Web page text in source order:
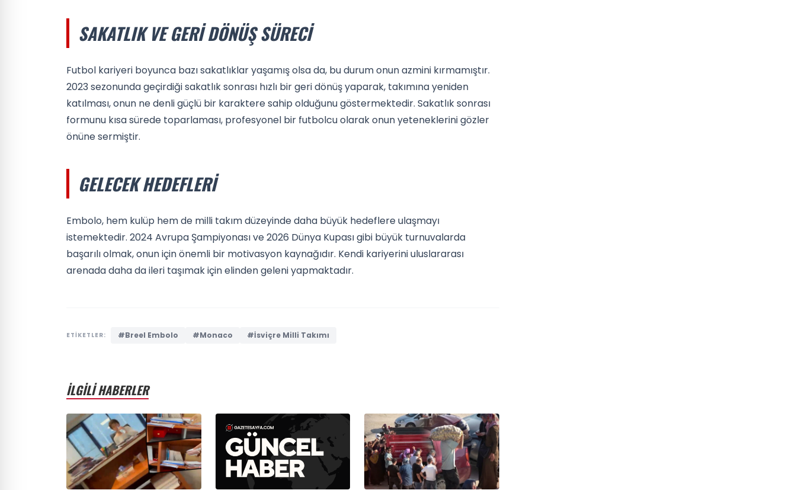
SAKATLIK VE GERI DÖNÜŞ SÜRECI
Futbol kariyeri boyunca bazı sakatlıklar yaşamış olsa da, bu durum onun azmini kırmamıştır.
2023 sezonunda geçirdiği sakatlık sonrası hızlı bir geri dönüş yaparak, takımına yeniden
katılması, onun ne denli güçlü bir karaktere sahip olduğunu göstermektedir. Sakatlık sonrası
formunu kısa sürede toparlaması, profesyonel bir futbolcu olarak onun yeteneklerini gözler
önüne sermiştir.
GELECEK HEDEFLERI
Embolo, hem kulüp hem de milli takım düzeyinde daha büyük hedeflere ulaşmayı
istemektedir. 2024 Avrupa Şampiyonası ve 2026 Dünya Kupası gibi büyük turnuvalarda
başarılı olmak, onun için önemli bir motivasyon kaynağıdır. Kendi kariyerini uluslararası
arenada daha da ileri taşımak için elinden geleni yapmaktadır.
ETİKETLER: #Breel Embolo #Monaco #İsviçre Milli Takımı
İLGİLİ HABERLER